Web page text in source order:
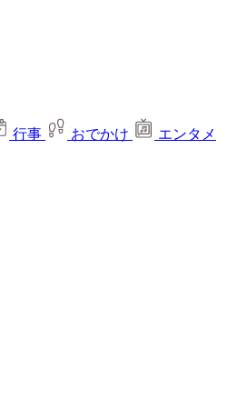
行事 おでかけ
エンタメ